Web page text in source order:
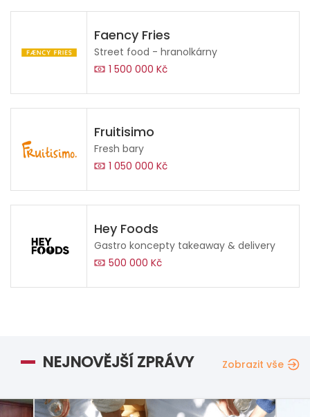
Faency Fries
Street food - hranolkárny
1 500 000 Kč
Fruitisimo
Fresh bary
1 050 000 Kč
Hey Foods
Gastro koncepty takeaway & delivery
500 000 Kč
NEJNOVĚJŠÍ ZPRÁVY Zobrazit vše